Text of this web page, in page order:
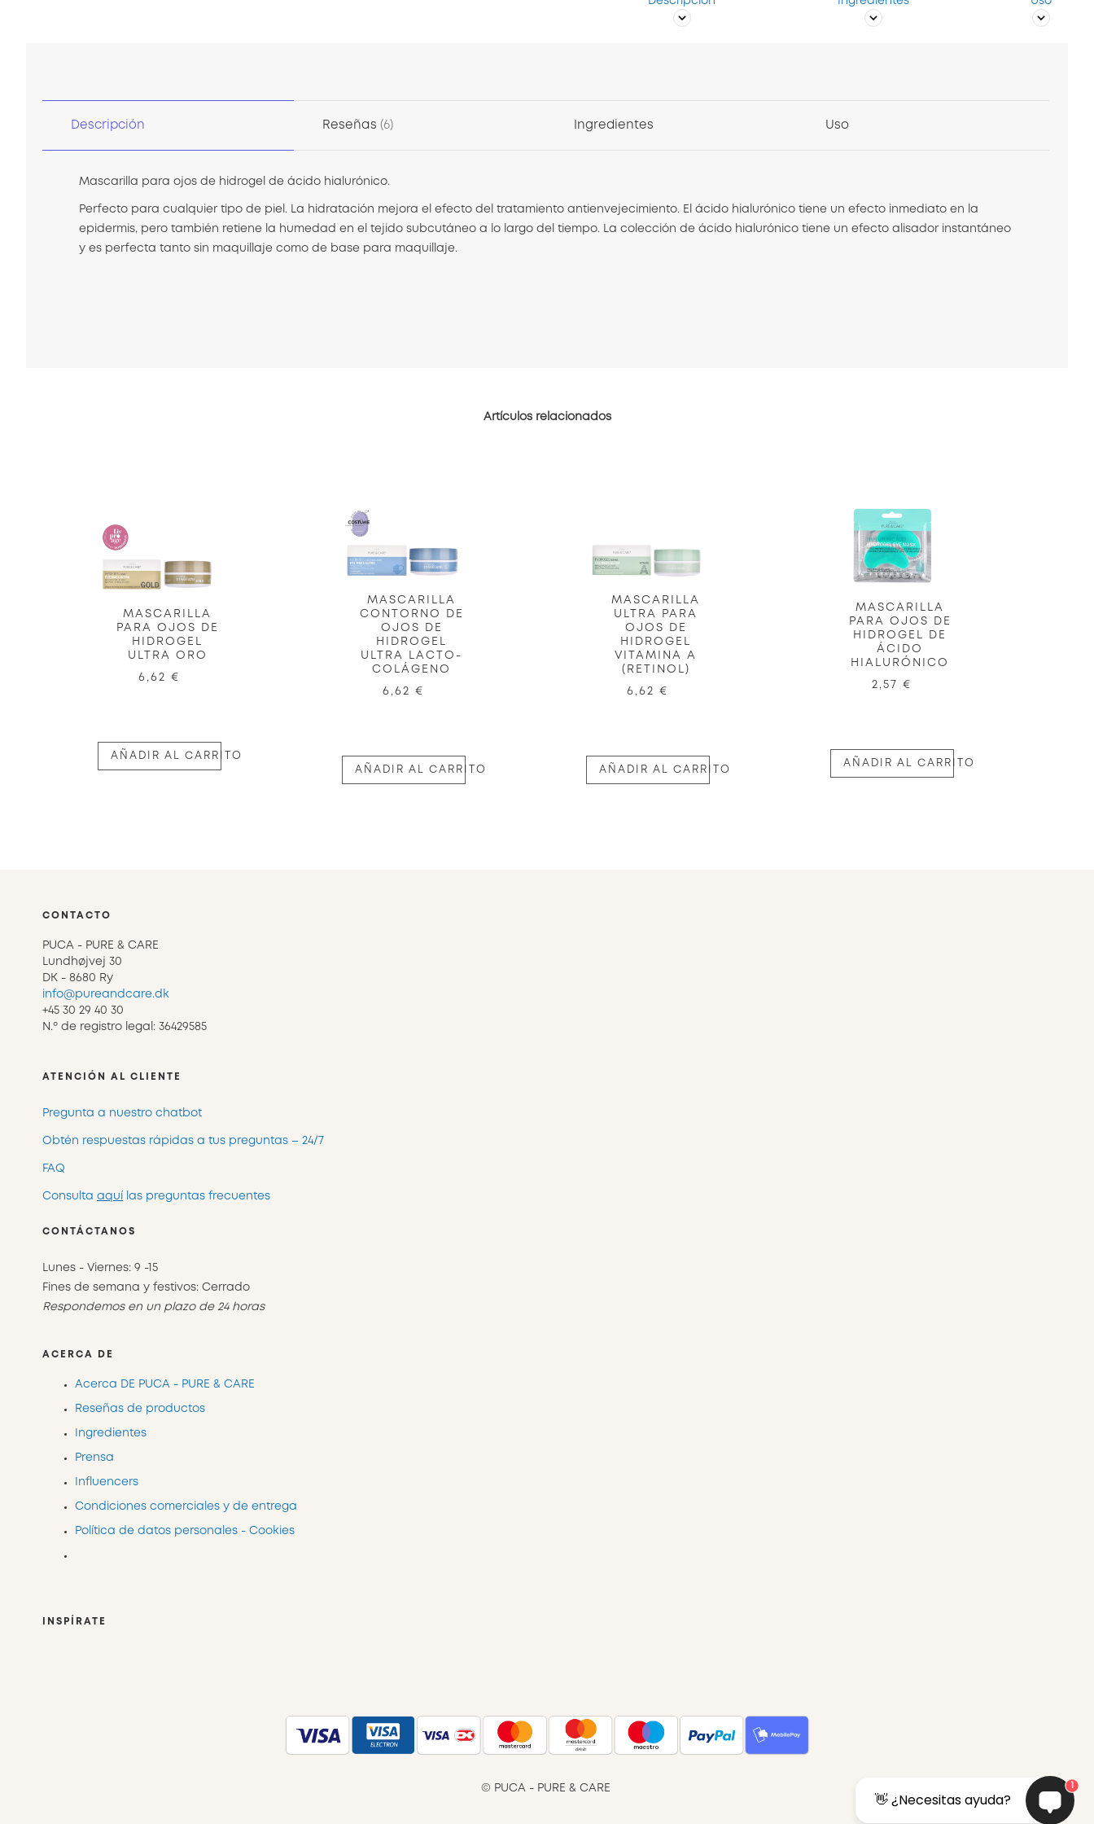
Descripción
Mascarilla para ojos de hidrogel de ácido hialurónico.
Perfecto para cualquier tipo de piel. La hidratación mejora el efecto del tratamiento antienvejecimiento. El ácido hialurónico tiene un efecto inmediato en la
epidermis, pero también retiene la humedad en el tejido subcutáneo a lo largo del tiempo. La colección de ácido hialurónico tiene un efecto alisador instantáneo
y es perfecta tanto sin maquillaje como de base para maquillaje.
Reseñas 6 Ingredientes Uso
Artículos relacionados
MASCARILLA
PARA OJOS DE
HIDROGEL
ULTRA ORO
6,62 €
AÑADIR AL CARRITO
MASCARILLA
CONTORNO DE
OJOS DE
HIDROGEL
ULTRA LACTO-
COLÁGENO
6,62 €
AÑADIR AL CARRITO
MASCARILLA
ULTRA PARA
OJOS DE
HIDROGEL
VITAMINA A
(RETINOL)
6,62 €
AÑADIR AL CARRITO
MASCARILLA
PARA OJOS DE
HIDROGEL DE
ÁCIDO
HIALURÓNICO
2,57 €
AÑADIR AL CARRITO
CONTACTO
PUCA - PURE & CARE
Lundhøjvej 30
DK - 8680 Ry
info@pureandcare.dk
+45 30 29 40 30
N.º de registro legal: 36429585
ATENCIÓN AL CLIENTE
Pregunta a nuestro chatbot
Obtén respuestas rápidas a tus preguntas – 24/7
FAQ
Consulta aquí las preguntas frecuentes
CONTÁCTANOS
Lunes - Viernes: 9 -15
Fines de semana y festivos: Cerrado
Respondemos en un plazo de 24 horas
ACERCA DE
Acerca DE PUCA - PURE & CARE
Reseñas de productos
Ingredientes
Prensa
Influencers
Condiciones comerciales y de entrega
Política de datos personales - Cookies
INSPÍRATE
© PUCA - PURE & CARE
👋 ¿Necesitas ayuda?
1